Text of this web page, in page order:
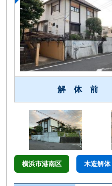
解 体 前
横浜市港南区 木造解体